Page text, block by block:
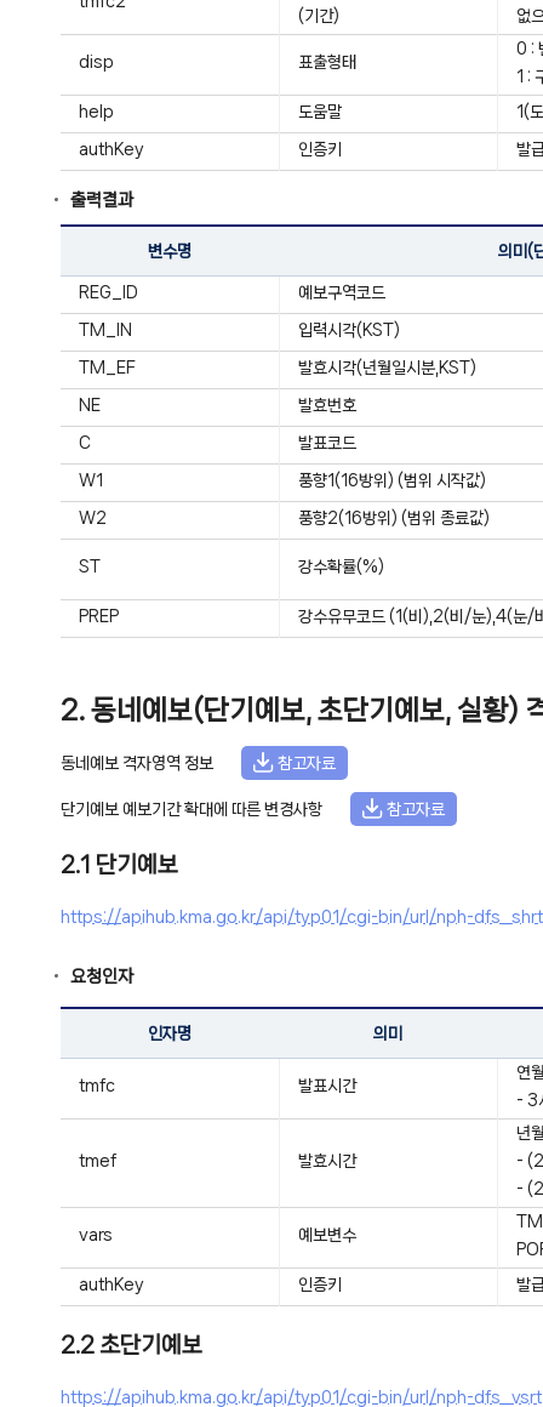
(기간)
없
disp 표출형태
0 :
1 :
help 도움말 1(
authKey 인증키 발
출력결과
변수명 의미(
REG_ID 예보구역코드
TM_IN 입력시각(KST)
TM_EF 발효시각(년월일시분,KST)
NE 발효번호
C 발표코드
W1 풍향1(16방위) (범위 시작값)
W2 풍향2(16방위) (범위 종료값)
ST 강수확률(%)
PREP 강수유무코드 (1(비),2(비/눈),4(눈/
2. 동네예보(단기예보, 초단기예보, 실황)
동네예보 격자영역 정보 참고자료
단기예보 예보기간 확대에 따른 변경사항 참고자료
2.1 단기예보
https://apihub.kma.go.kr/api/typ01/cgi-bin/url/nph-
요청인자
인자명 의미
tmfc 발표시간
연
- 3
tmef 발효시간
년
-
-
vars 예보변수
authKey 인증키 발
2.2 초단기예보
https://apihub.kma.go.kr/api/typ01/cgi-bin/url/nph-